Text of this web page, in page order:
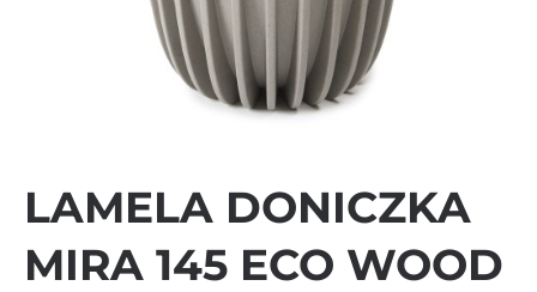
LAMELA DONICZKA
MIRA 145 ECO WOOD